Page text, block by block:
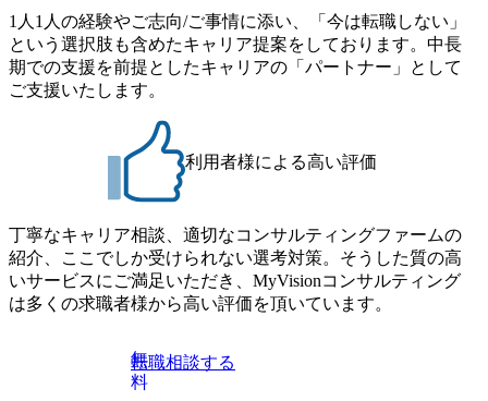
果、なりたいキャリアを反映できるｐｊにアサインしても
らえる ・シンプレクスというテクノロジーに強い部隊がい
るため、エンジニアの視点からも協業しクライアントへ価
値提供できる ・デリバリー中心の案件もあればセールス中
心の案件もあり、個々の裁量や得意領域に合わせた売り上
げの立て方を選べる ここ1年で社員数60名⇒100名超、売上
今期18億円⇒来期30億円（いずれも約170％アップ）と急成
長中のファームである また、成長中ファームのため優秀な
上司の近くで働けるチャンスも多い(ボストン・コンサルテ
ィング・グループ出身者等 (https://www.xspear.co.jp/member/ta
keto_kajita/)） 多様なメンバー、多様なプロジェクトによる
自己成長機会が多く、新たなチャレンジが可能 100名規模に
も関わらず、外資系戦略コンサルティングファームや総合
り、常に刺激を受けながらプロジェクトワークが可能 総合
コンサルティングファームの名の通り、全方位のクライア
なるため、入居基準を満たす女性には住宅手当を支給しま
す。 住宅手当は、一般賃貸物件を従業員が契約し、規程で
定める金額を会社が支払います。 その他： 採用時や転勤等
による引っ越し費用は、会社が負担します。 2026年8月18日
(火) 19:00～20:00 2026年8月13日(木) 16:00 応募をご検討され
ている方を対象に、会社説明会を実施予定です。 ● 求人名
・【富山】半導体製造装置の生産エンジニア(製造・生産工
程の管理業務) ※主任候補・リーダークラス ・【砺波】半
導体製造装置の生産エンジニア(製造・生産工程の管理業務)
※顔出しは不要です。ご質問頂く際のみ、顔出ししていた
だければと存じます。
1人1人の経験やご志向/ご事情に添い、「今は転職しない」
という選択肢も含めたキャリア提案をしております。中長
期での支援を前提としたキャリアの「パートナー」として
ご支援いたします。
利用者様による高い評価
丁寧なキャリア相談、適切なコンサルティングファームの
紹介、ここでしか受けられない選考対策。そうした質の高
いサービスにご満足いただき、MyVisionコンサルティング
は多くの求職者様から高い評価を頂いています。
無
料
転職相談する